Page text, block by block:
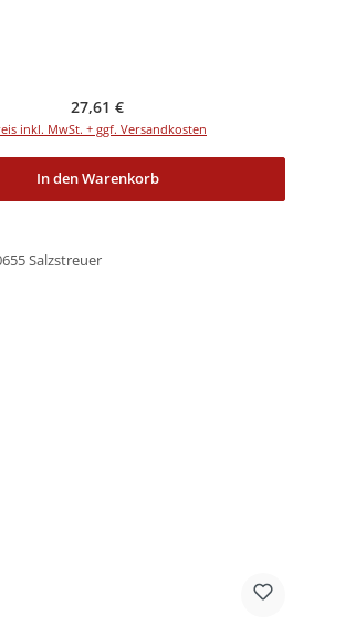
Regulärer Preis:
27,61 €
inkl. MwSt. + ggf. Versandkosten
In den Warenkorb